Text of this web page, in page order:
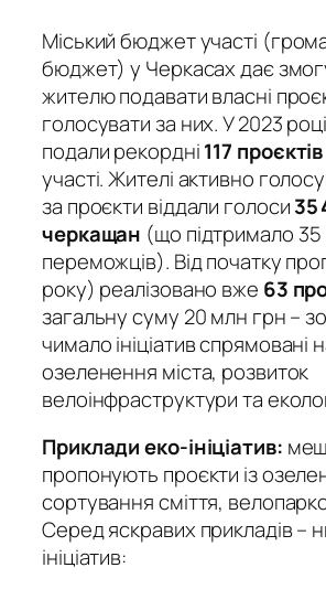
Міський бюджет участі
бюджет) у Черкасах дає
жителю подавати власні
голосувати за них. У 2023
подали рекордні117 проєктів
участі. Жителі активно
за проєкти віддали голоси35
черкащан (що підтримало 35
переможців). Від початку
року) реалізовано вже 63
загальну суму 20 млн грн –
чимало ініціатив спрямовані
озеленення міста, розвиток
велоінфраструктури та
Приклади еко-ініціатив:
пропонують проєкти із
сортування сміття,
Серед яскравих прикладів –
ініціатив: